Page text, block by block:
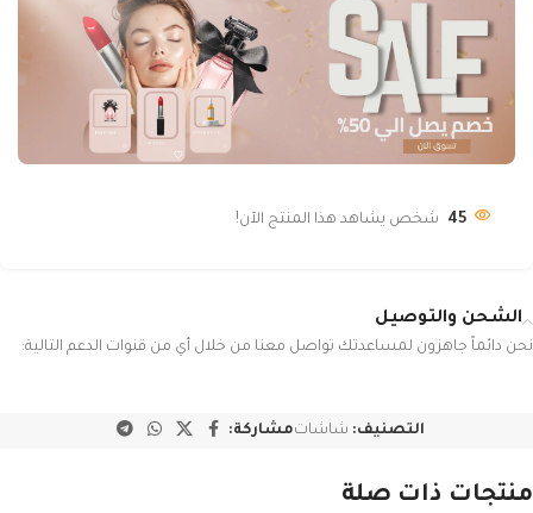
45 شخص يشاهد هذا المنتج الآن!
الشحن والتوصيل
نحن دائماً جاهزون لمساعدتك تواصل معنا من خلال أي من قنوات الدعم التالية:
التصنيف: شاشاتمشاركة:
منتجات ذات صلة